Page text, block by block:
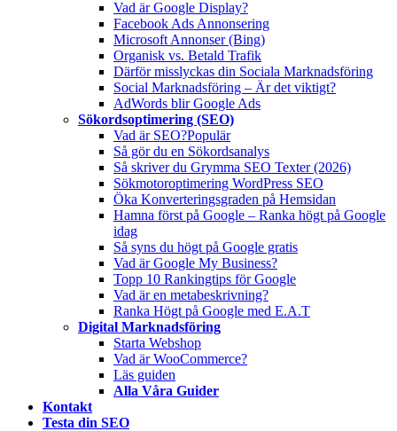
Vad är Google Display?
Facebook Ads Annonsering
Microsoft Annonser (Bing)
Organisk vs. Betald Trafik
Därför misslyckas din Sociala Marknadsföring
Social Marknadsföring – Är det viktigt?
AdWords blir Google Ads
Sökordsoptimering (SEO)
Vad är SEO?Populär
Så gör du en Sökordsanalys
Så skriver du Grymma SEO Texter (2026)
Sökmotoroptimering WordPress SEO
Öka Konverteringsgraden på Hemsidan
Hamna först på Google – Ranka högt på Google
idag
Så syns du högt på Google gratis
Vad är Google My Business?
Topp 10 Rankingtips för Google
Vad är en metabeskrivning?
Ranka Högt på Google med E.A.T
Digital Marknadsföring
Starta Webshop
Vad är WooCommerce?
Läs guiden
Alla Våra Guider
Kontakt
Testa din SEO